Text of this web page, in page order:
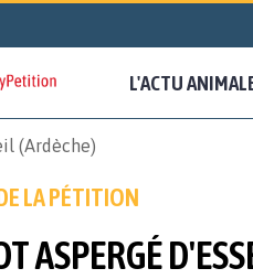
L'ACTU
(Ardèche)
LA PÉTITION
ASPERGÉ